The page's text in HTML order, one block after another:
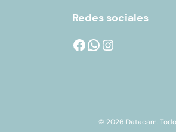
Redes sociales
© 2026 Datacam.